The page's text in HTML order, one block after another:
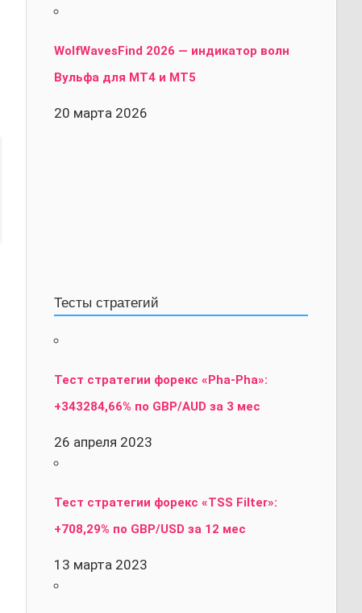
WolfWavesFind 2026 — индикатор волн
Вульфа для MT4 и MT5
20 марта 2026
Тесты стратегий
Тест стратегии форекс «Pha-Pha»:
+343284,66% по GBP/AUD за 3 мес
26 апреля 2023
Тест стратегии форекс «TSS Filter»:
+708,29% по GBP/USD за 12 мес
13 марта 2023